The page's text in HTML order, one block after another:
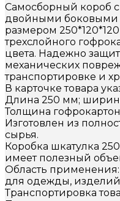
Самосборный короб
двойными боковыми
размером
трехслойного
цвета. Надежно
механических
транспортировке и
В карточке товара
Длина 250 мм;
Толщина
Изготовлен из
сырья.
Коробка шкатулка
имеет полезный
Область
для одежды, изделий
Транспортировка